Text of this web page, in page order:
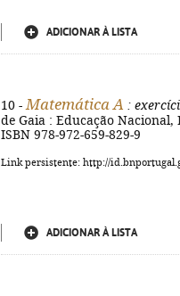
ADICIONAR À LISTA
10 - Matemática A :
de Gaia : Educação
ISBN 978-972-659-829-9
Link persistente: http://
ADICIONAR À LISTA